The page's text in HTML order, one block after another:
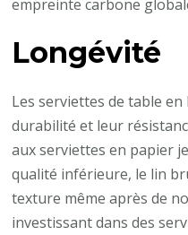
empreinte carbone
Longévité
Les serviettes de table
durabilité et leur
aux serviettes en papier
qualité inférieure, le lin
texture même après de
investissant dans des